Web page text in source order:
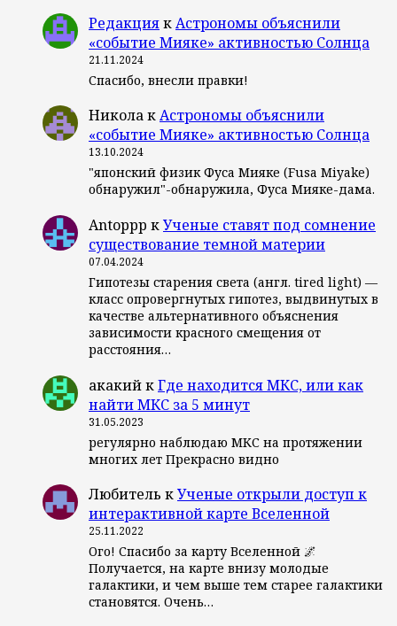
РедакциякАстрономы объяснили
«событие Мияке» активностью Солнца
21.11.2024
Спасибо, внесли правки!
НиколакАстрономы объяснили
«событие Мияке» активностью Солнца
13.10.2024
"японский физик Фуса Мияке (Fusa Miyake)
обнаружил"-обнаружила, Фуса Мияке-дама.
Antoppp кУченые ставят под сомнение
существование темной материи
07.04.2024
Гипотезы старения света (англ. tired light) —
класс опровергнутых гипотез, выдвинутых в
качестве альтернативного объяснения
зависимости красного смещения от
расстояния…
акакийкГде находится МКС, или как
найти МКС за 5 минут
31.05.2023
регулярно наблюдаю МКС на протяжении
многих лет Прекрасно видно
Любитель кУченые открыли доступ к
интерактивной карте Вселенной
25.11.2022
Ого! Спасибо за карту Вселенной 🌌
Получается, на карте внизу молодые
галактики, и чем выше тем старее галактики
становятся. Очень…